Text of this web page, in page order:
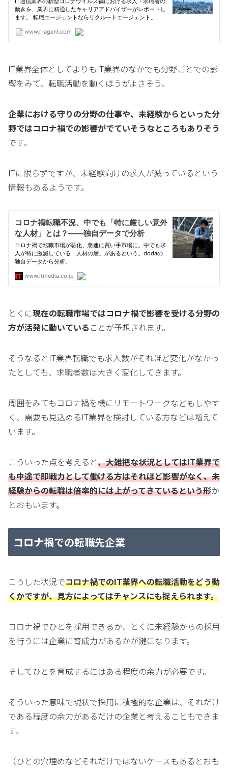
IT業界全体としてよりもIT業界のなかでも分野ごとでの影
響をみて、転職活動を動くほうがよさそう。
企業における守りの分野の仕事や、未経験からといった分
野ではコロナ禍での影響がでていそうなところもありそう
です。
ITに限らずですが、未経験向けの求人が減っているという
情報もあるようです。
とくに現在の転職市場ではコロナ禍で影響を受ける分野の
方が活発に動いている ことが予想されます。
そうなるとIT業界転職でも求人数がそれほど変化がなかっ
たとしても、求職者数は大きく変化してきます。
周囲をみてもコロナ禍を機にリモートワークなどもしやす
く、需要も見込めるIT業界を検討している方などは増えて
います。
こういった点を考えると、大雑把な状況としてはIT業界で
も中途で即戦力として働ける方はそれほど影響がなく、未
経験からの転職は倍率的には上がってきているという形か
とおもいます。
コロナ禍での転職先企業
こうした状況でコロナ禍でのIT業界への転職活動をどう動
くかですが、見方によってはチャンスにも捉えられます。
コロナ禍でひとを採用できるか、とくに未経験からの採用
を行うには企業に育成力があるかが鍵になります。
そしてひとを育成するにはある程度の余力が必要です。
そういった意味で現状で採用に積極的な企業は、それだけ
である程度の余力があるだけの企業と考えることもできま
す。
（ひとの穴埋めなどそれだけではないケースもあるとおも